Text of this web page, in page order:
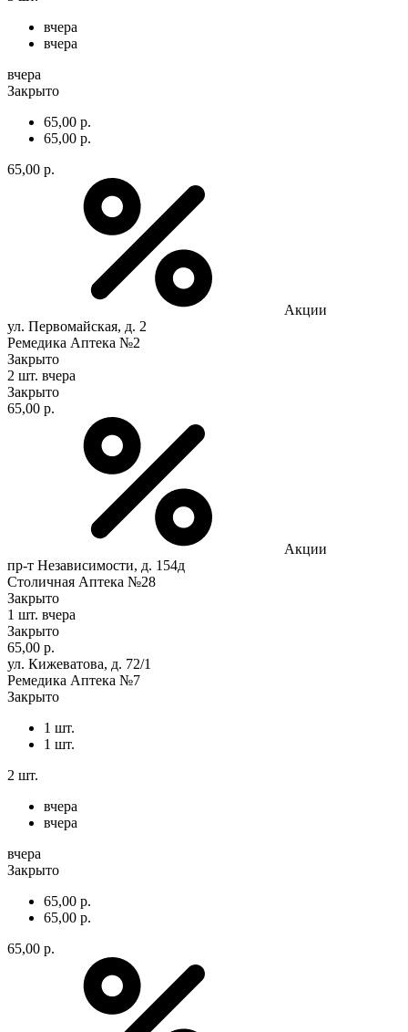
вчера
вчера
вчера
Закрыто
65,00 р.
65,00 р.
65,00 р.
Акции
ул. Первомайская, д. 2
Ремедика Аптека №2
Закрыто
2 шт. вчера
Закрыто
65,00 р.
Акции
пр-т Независимости, д. 154д
Столичная Аптека №28
Закрыто
1 шт. вчера
Закрыто
65,00 р.
ул. Кижеватова, д. 72/1
Ремедика Аптека №7
Закрыто
1 шт.
1 шт.
2 шт.
вчера
вчера
вчера
Закрыто
65,00 р.
65,00 р.
65,00 р.